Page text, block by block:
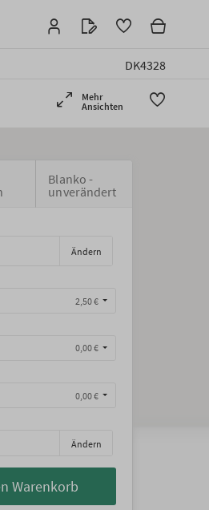
DK4328
Mehr
Ansichten
Blanko -
unverändert
Ändern
2,50 €
0,00 €
0,00 €
Ändern
Warenkorb